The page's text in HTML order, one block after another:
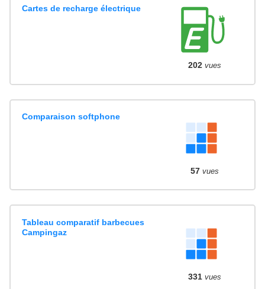
Cartes de recharge électrique
202 vues
Comparaison softphone
57 vues
Tableau comparatif barbecues
Campingaz
331 vues